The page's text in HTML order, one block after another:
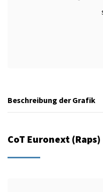
Beschreibung der Grafik
CoT Euronext (Raps)